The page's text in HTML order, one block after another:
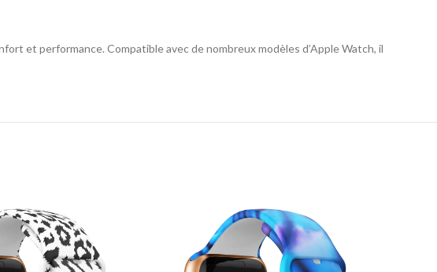
et performance. Compatible avec de nombreux modèles d’Apple Watch, il